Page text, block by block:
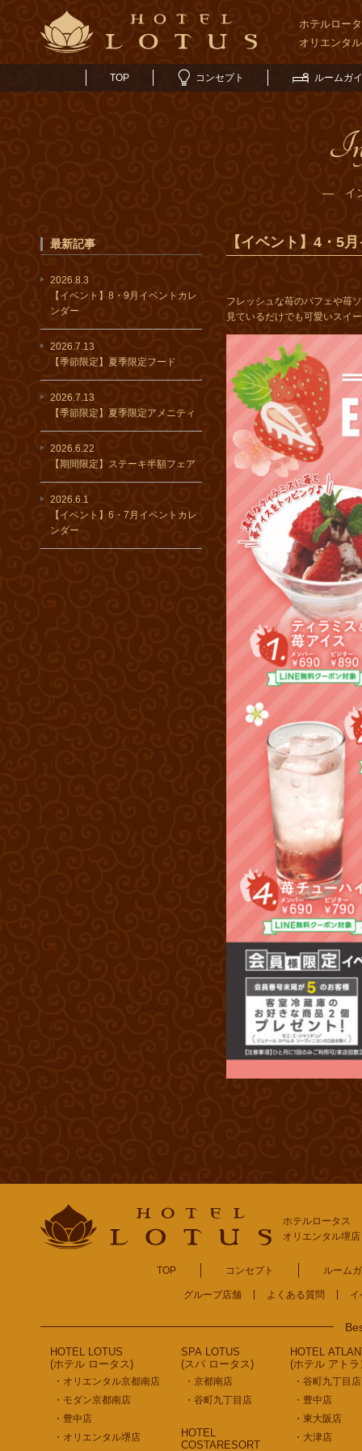
ホテルロー
オリエンタ
TOP コンセプト ルームガ
― イ
【イベント】4・5
フレッシュな苺のパフェや苺
見ているだけでも可愛いスイ
最新記事
2026.8.3
【イベント】8・9月イベントカレ
ンダー
2026.7.13
【季節限定】夏季限定フード
2026.7.13
【季節限定】夏季限定アメニティ
2026.6.22
【期間限定】ステーキ半額フェア
2026.6.1
【イベント】6・7月イベントカレ
ンダー
ホテルロータス
オリエンタル堺店
TOP コンセプト ルーム
グループ店舗 よくある質問 イ
HOTEL LOTUS
(ホテル ロータス)
・オリエンタル京都南店
・モダン京都南店
・豊中店
・オリエンタル堺店
SPA LOTUS
(スパ ロータス)
・京都南店
・谷町九丁目店
HOTEL
COSTARESORT
HOTEL
(ホテル アト
・谷町九丁目店
・豊中店
・東大阪店
・大津店